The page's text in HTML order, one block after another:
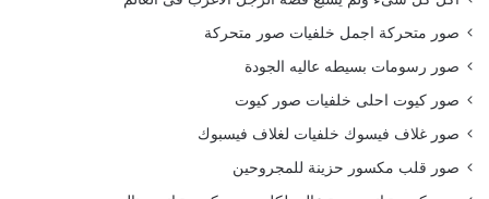
صور متحركة اجمل خلفيات صور متحركة
صور رسومات بسيطه عاليه الجودة
صور كيوت احلى خلفيات صور كيوت
صور غلاف فيسوك خلفيات لغلاف فيسبوك
صور قلب مكسور حزينة للمجروحين